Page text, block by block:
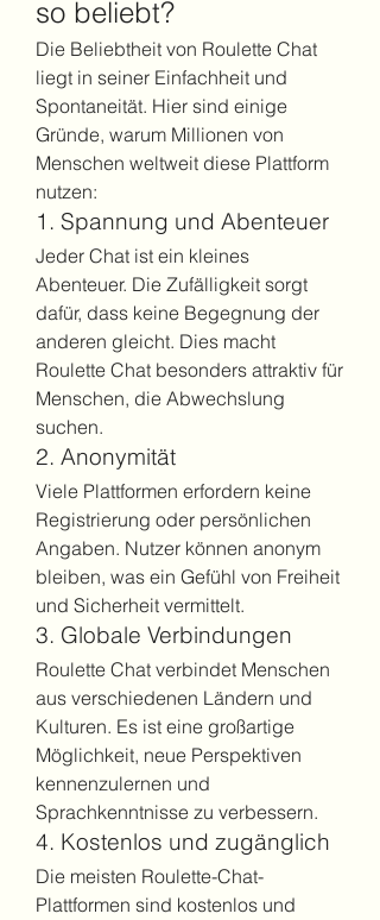
so beliebt?
Die Beliebtheit von Roulette Chat
liegt in seiner Einfachheit und
Spontaneität. Hier sind einige
Gründe, warum Millionen von
Menschen weltweit diese Plattform
nutzen:
1. Spannung und Abenteuer
Jeder Chat ist ein kleines
Abenteuer. Die Zufälligkeit sorgt
dafür, dass keine Begegnung der
anderen gleicht. Dies macht
Roulette Chat besonders attraktiv für
Menschen, die Abwechslung
suchen.
2. Anonymität
Viele Plattformen erfordern keine
Registrierung oder persönlichen
Angaben. Nutzer können anonym
bleiben, was ein Gefühl von Freiheit
und Sicherheit vermittelt.
3. Globale Verbindungen
Roulette Chat verbindet Menschen
aus verschiedenen Ländern und
Kulturen. Es ist eine großartige
Möglichkeit, neue Perspektiven
kennenzulernen und
Sprachkenntnisse zu verbessern.
4. Kostenlos und zugänglich
Die meisten Roulette-Chat-
Plattformen sind kostenlos und